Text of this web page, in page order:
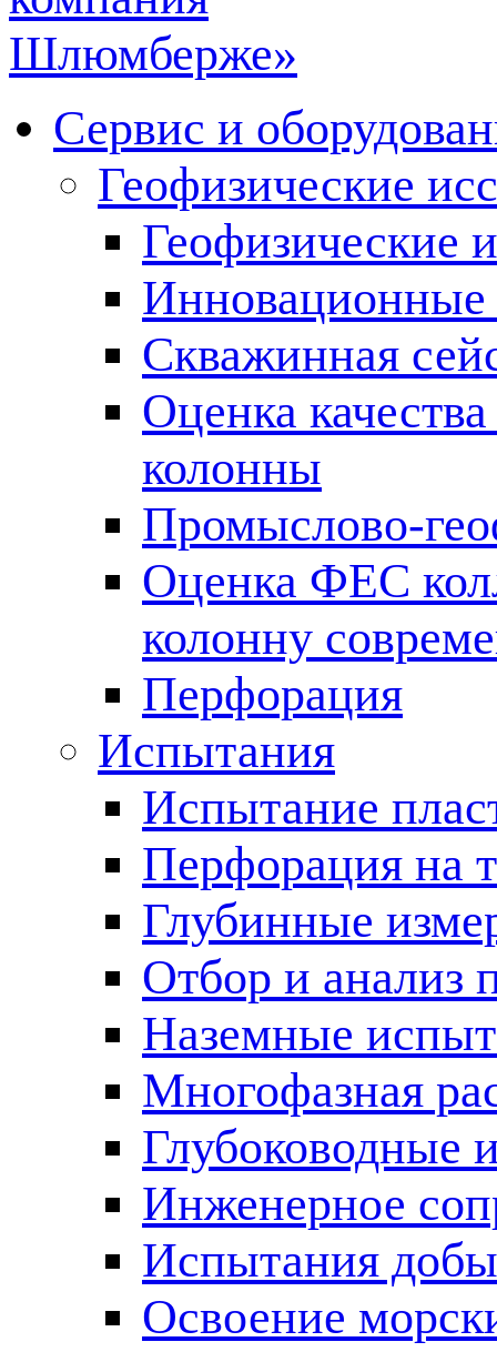
Сервис и
Геофизические
Геофизические
Инновационные
Скважинная
Оценка
колонны
Промыслово-
Оценка ФЕС
колонну
Перфорация
Испытания
Испытание
Перфорация на
Глубинные
Отбор и анализ
Наземные
Многофазная
Глубоководные
Инженерное
Испытания
Освоение